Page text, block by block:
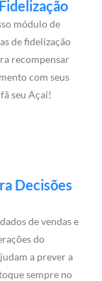
módulo de
de fidelização
recompensar
com seus
seu Açaí!
Decisões
de vendas e
do
a prever a
sempre no